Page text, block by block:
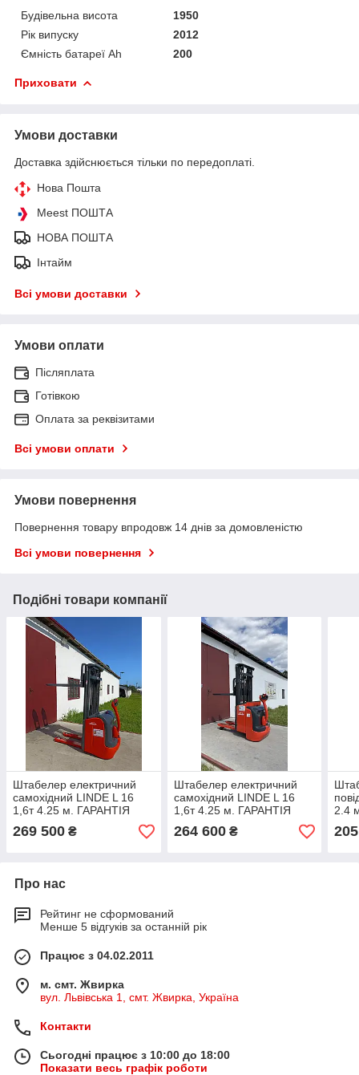
Будівельна висота
1950
Рік випуску
2012
Ємність батареї Ah
200
Приховати
Умови доставки
Доставка здійснюється тільки по передоплаті.
Нова Пошта
Meest ПОШТА
НОВА ПОШТА
Інтайм
Всі умови доставки
Умови оплати
Післяплата
Готівкою
Оплата за реквізитами
Всі умови оплати
Умови повернення
Повернення товару впродовж 14 днів за домовленістю
Всі умови повернення
Подібні товари компанії
Штабелер електричний
самохідний LINDE L 16
1,6т 4.25 м. ГАРАНТІЯ
269 500 ₴
Штабелер електричний
самохідний LINDE L 16
1,6т 4.25 м. ГАРАНТІЯ
264 600₴
2.4
Про нас
Рейтинг не сформований
Менше 5 відгуків за останній рік
Працює з 04.02.2011
м. смт. Жвирка
вул. Львівська 1, смт. Жвирка, Україна
Контакти
Сьогодні працює з 10:00 до 18:00
Показати весь графік роботи